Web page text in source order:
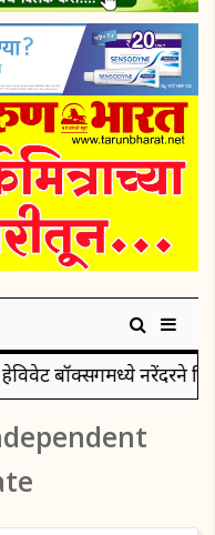
बॉक्सिंगमध्ये नरेंदरने